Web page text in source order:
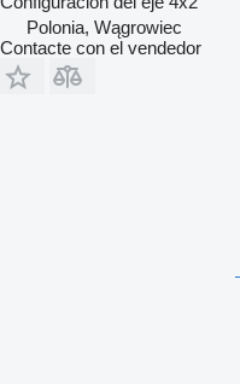
Polonia, Wągrowiec
Contacte con el vendedor